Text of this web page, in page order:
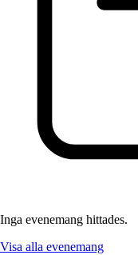
Inga evenemang hittades.
Visa alla evenemang